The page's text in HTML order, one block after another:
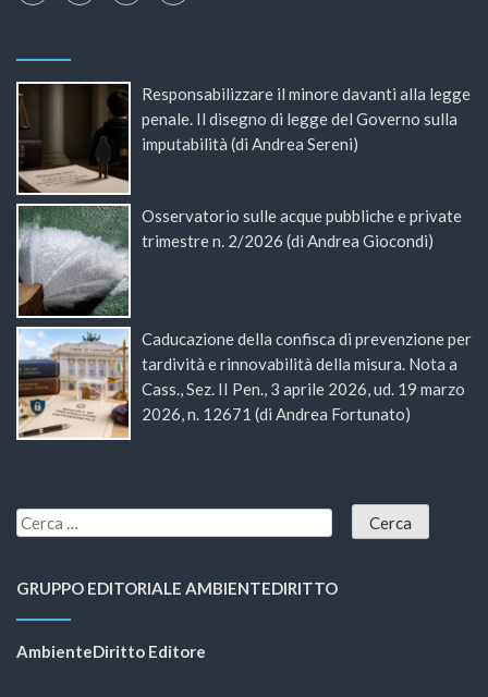
Responsabilizzare il minore davanti alla legge
penale. Il disegno di legge del Governo sulla
imputabilità (di Andrea Sereni)
Osservatorio sulle acque pubbliche e private
trimestre n. 2/2026 (di Andrea Giocondi)
Caducazione della confisca di prevenzione per
tardività e rinnovabilità della misura. Nota a
Cass., Sez. II Pen., 3 aprile 2026, ud. 19 marzo
2026, n. 12671 (di Andrea Fortunato)
GRUPPO EDITORIALE AMBIENTEDIRITTO
AmbienteDiritto Editore